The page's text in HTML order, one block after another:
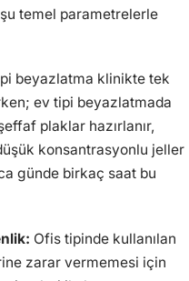
şu temel parametrelerle
beyazlatma klinikte tek
ev tipi beyazlatmada
plaklar hazırlanır,
konsantrasyonlu jeller
günde birkaç saat bu
Ofis tipinde kullanılan
zarar vermemesi için